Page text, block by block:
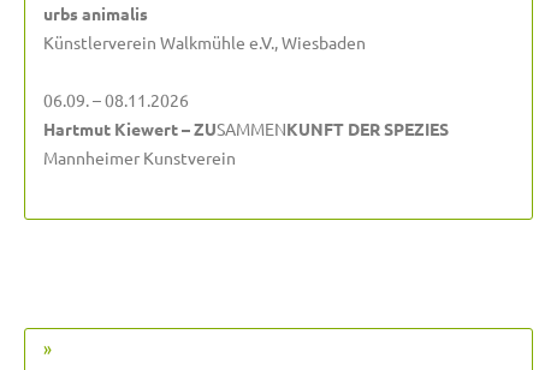
urbs animalis
Künstlerverein Walkmühle e.V., Wiesbaden
06.09. – 08.11.2026
Hartmut Kiewert – ZUSAMMENKUNFT DER SPEZIES
Mannheimer Kunstverein
»